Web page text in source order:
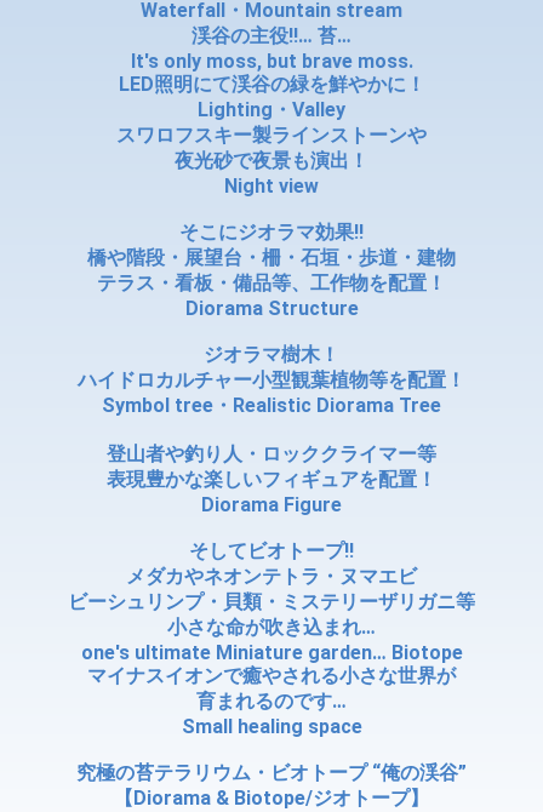
Waterfall・Mountain stream
渓谷の主役!!… 苔…
It's only moss, but brave moss.
LED照明にて渓谷の緑を鮮やかに！
Lighting・Valley
スワロフスキー製ラインストーンや
夜光砂で夜景も演出！
Night view
そこにジオラマ効果!!
橋や階段・展望台・柵・石垣・歩道・建物
テラス・看板・備品等、工作物を配置！
Diorama Structure
ジオラマ樹木！
ハイドロカルチャー小型観葉植物等を配置！
Symbol tree・Realistic Diorama Tree
登山者や釣り人・ロッククライマー等
表現豊かな楽しいフィギュアを配置！
Diorama Figure
そしてビオトープ!!
メダカやネオンテトラ・ヌマエビ
ビーシュリンプ・貝類・ミステリーザリガニ等
小さな命が吹き込まれ…
one's ultimate Miniature garden… Biotope
マイナスイオンで癒やされる小さな世界が
育まれるのです…
Small healing space
究極の苔テラリウム・ビオトープ “俺の渓谷”
【Diorama & Biotope/ジオトープ】